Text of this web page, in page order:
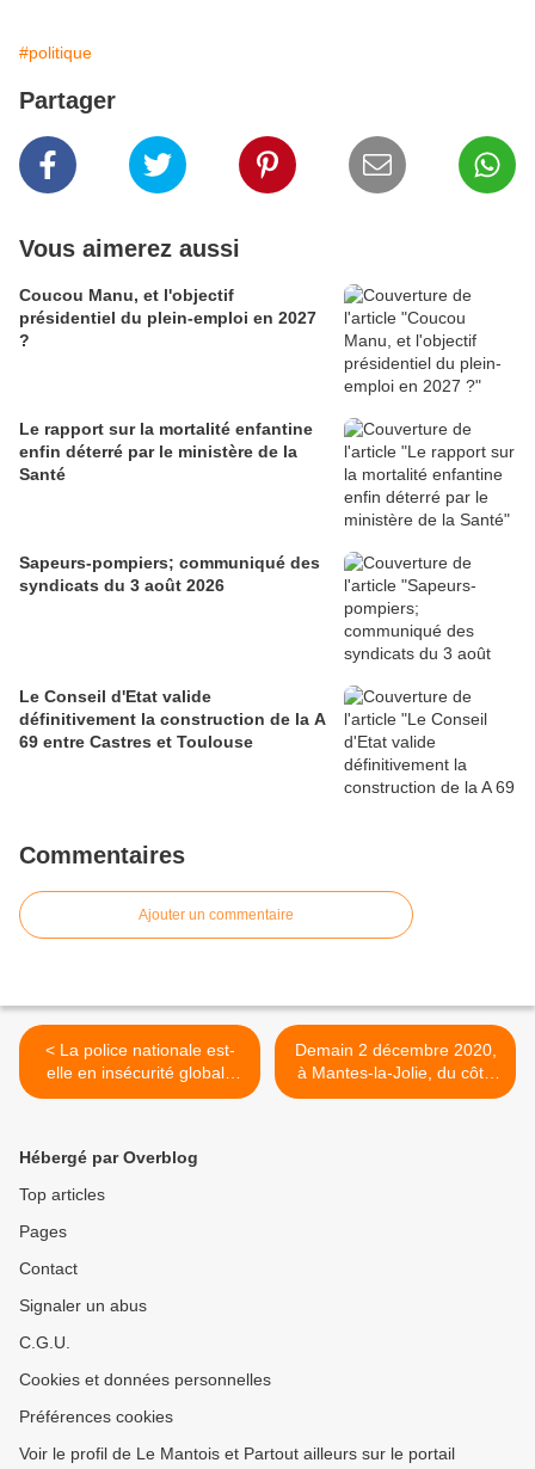
#politique
Partager
Vous aimerez aussi
Coucou Manu, et l'objectif
présidentiel du plein-emploi en 2027
?
Le rapport sur la mortalité enfantine
enfin déterré par le ministère de la
Santé
Sapeurs-pompiers; communiqué des
syndicats du 3 août 2026
Le Conseil d'Etat valide
définitivement la construction de la A
69 entre Castres et Toulouse
Commentaires
Ajouter un commentaire
< La police nationale est-
elle en insécurité globale
permanente?
Demain 2 décembre 2020,
à Mantes-la-Jolie, du côté
de la Sécurité sociale >
Hébergé par Overblog
Top articles
Pages
Contact
Signaler un abus
C.G.U.
Cookies et données personnelles
Préférences cookies
Voir le profil de Le Mantois et Partout ailleurs sur le portail